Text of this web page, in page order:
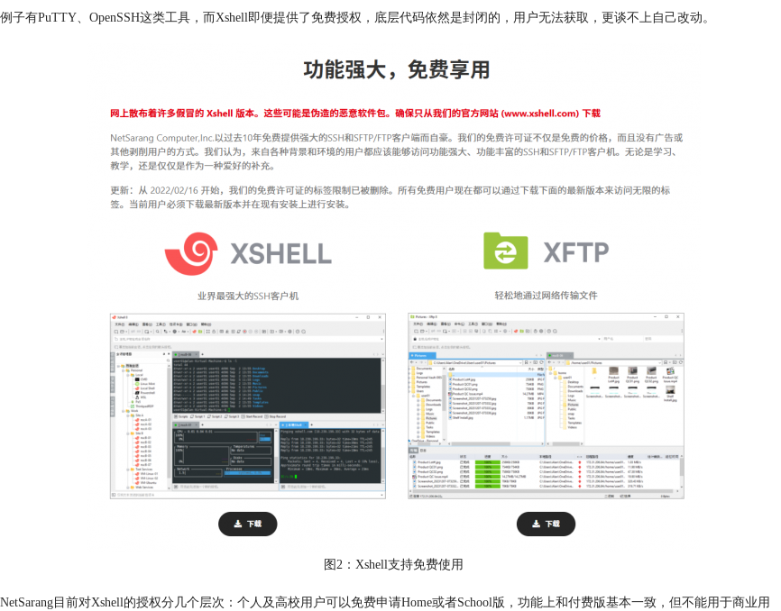
例子有PuTTY、OpenSSH这类工具，而Xshell即便提供了免费授权，底层代码依然是封闭的，用户无法获取，更谈不上自己改动。
图2：Xshell支持免费使用
NetSarang目前对Xshell的授权分几个层次：个人及高校用户可以免费申请Home或者School版，功能上和付费版基本一致，但不能用于商业用